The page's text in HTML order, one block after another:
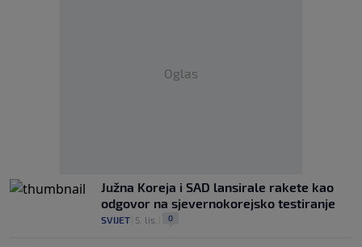
Oglas
Južna Koreja i SAD lansirale rakete kao
odgovor na sjevernokorejsko testiranje
SVIJET 5. lis. 0